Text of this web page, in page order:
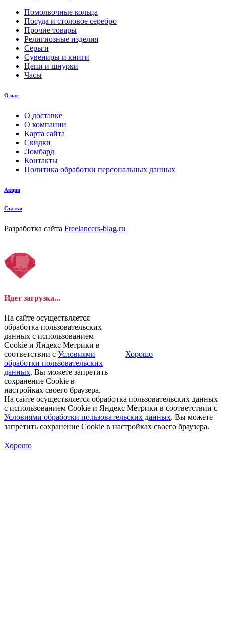
Помолвочные кольца
Посуда и столовое серебро
Прочие товары
Религиозные изделия
Серьги
Сувениры и книги
Цепи и шнурки
Часы
О нас
О доставке
О компании
Карта сайта
Скидки
Ломбард
Контакты
Политика обработки персональных данных
Акции
Статьи
Разработка сайта Freelancers-blag.ru
Идет загрузка...
На сайте осуществляется
обработка пользовательских
данных с использованием
Cookie и Яндекс Метрики в
соответствии с Условиями
обработки пользовательских
данных. Вы можете запретить
сохранение Cookie в
настройках своего браузера.
Хорошо
На сайте осуществляется обработка пользовательских данных
с использованием Cookie и Яндекс Метрики в соответствии с
Условиями обработки пользовательских данных. Вы можете
запретить сохранение Cookie в настройках своего браузера.
Хорошо